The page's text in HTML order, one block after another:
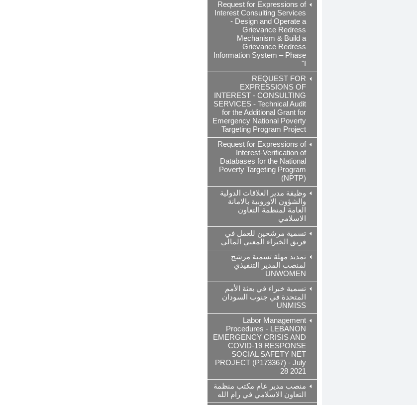
Request for Expressions of
Interest Consulting Services
- Design and Operate a
Grievance Redress
Mechanism & Build a
Grievance Redress
Information System – Phase
REQUEST FOR
EXPRESSIONS OF
INTEREST - CONSULTING
SERVICES - Technical Audit
for the Additional Grant for
Emergency National Poverty
Targeting Program Project
Request for Expressions of
Interest-Verification of
Databases for the National
Poverty Targeting Program
(NPTP)
وظيفة مدير العلاقات الدولية
والشؤون الاوروبية بالامانة
العامة لمنظمة التعاون
الاسلامي
تسمية مرشحين للعمل في
فريق الخبراء المعني المالي
تمديد مهلة تسمية مرشح
لمنصب المدير التنفيذي
UNWOMEN
تسمية خبراء في بعثة الأمم
المتحدة في جنوب السودان
UNMISS
Labor Management
Procedures - LEBANON
EMERGENCY CRISIS AND
COVID-19 RESPONSE
SOCIAL SAFETY NET
PROJECT (P173367) - July
28 2021
منصب مدير عام مكتب منظمة
التعاون الاسلامي في رام الله